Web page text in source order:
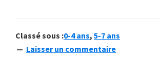
pouvoir
selon
Classé sous :0-4 ans, 5-7 ans
Laisser un commentaire